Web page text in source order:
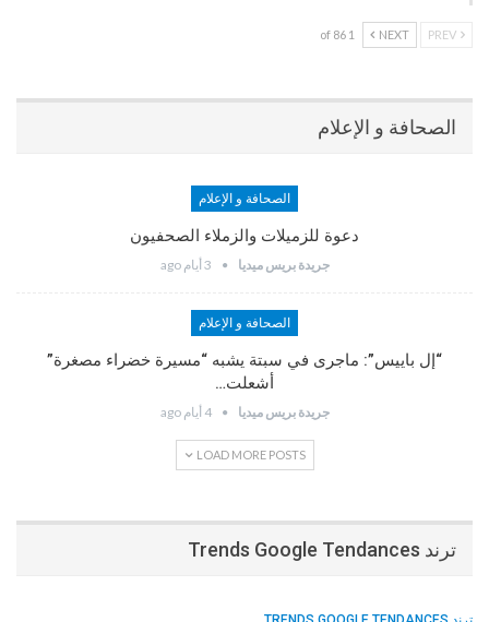
NEXT
1 of 86
الصحافة و الإعلام
الصحافة و الإعلام
دعوة للزميلات والزملاء الصحفيون
جريدة بريس ميديا 3 أيام ago
الصحافة و الإعلام
“إل باييس”: ماجرى في سبتة يشبه “مسيرة خضراء مصغرة”
أشعلت…
جريدة بريس ميديا 4 أيام ago
LOAD MORE POSTS
ترند Trends Google Tendances